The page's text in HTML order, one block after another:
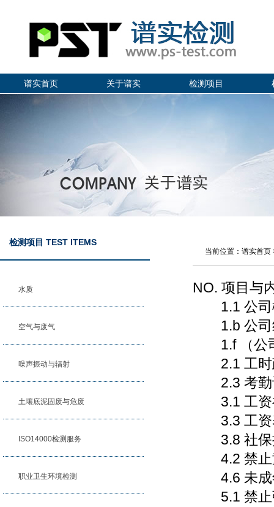
谱实首页 关于谱实 检测项目
检测项目 TEST ITEMS
水质
空气与废气
噪声振动与辐射
土壤底泥固废与危废
ISO14000检测服务
职业卫生环境检测
当前位置：谱实首页
NO. 项目与
1.1 公司
1.b 公司
1.f （公司
2.1 工时
2.3 考勤
3.1 工资
3.3 工资
3.8 社保
4.2 禁止
4.6 未成
5.1 禁止